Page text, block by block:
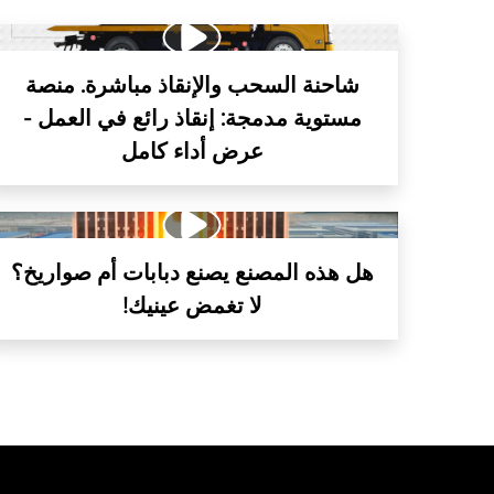
شاحنة السحب والإنقاذ مباشرة. منصة
مستوية مدمجة: إنقاذ رائع في العمل -
عرض أداء كامل
هل هذه المصنع يصنع دبابات أم صواريخ؟
لا تغمض عينيك!